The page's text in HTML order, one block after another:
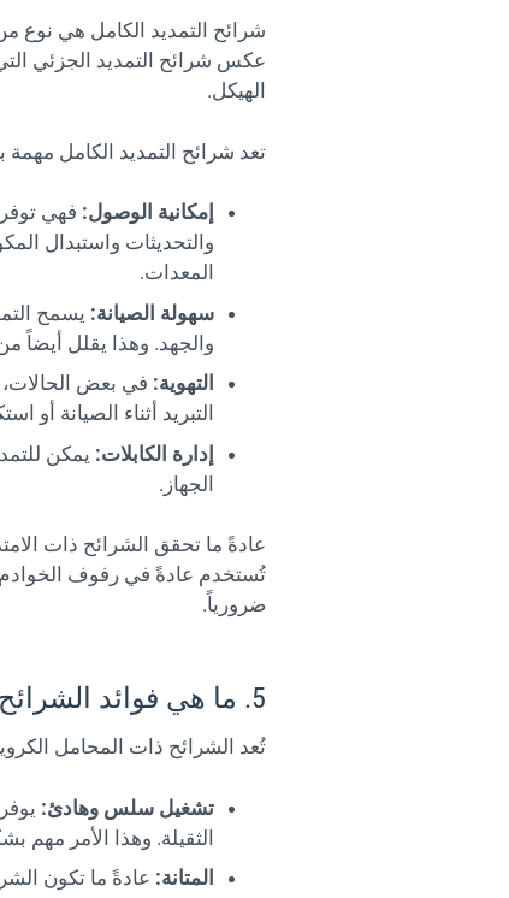
شرائح التمديد الكامل هي نوع
عكس شرائح التمديد الجزئي
الهيكل.
تعد شرائح التمديد الكامل
إمكانية الوصول: فهي
والتحديثات واستبدال
المعدات.
سهولة الصيانة: يسمح
والجهد. وهذا يقلل أيضاً
التهوية: في بعض
التبريد أثناء الصيانة
إدارة الكابلات: يمكن
الجهاز.
عادةً ما تحقق الشرائح ذات
تُستخدم عادةً في رفوف
ضرورياً.
5. ما هي فوائد الشرائح الكروية لهيكل الخادم؟
تُعد الشرائح ذات المحامل
تشغيل سلس وهادئ:
الثقيلة. وهذا الأمر
المتانة: عادةً ما تكون